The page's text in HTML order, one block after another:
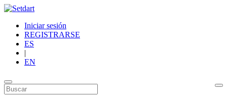
Iniciar sesión
REGISTRARSE
ES
|
EN